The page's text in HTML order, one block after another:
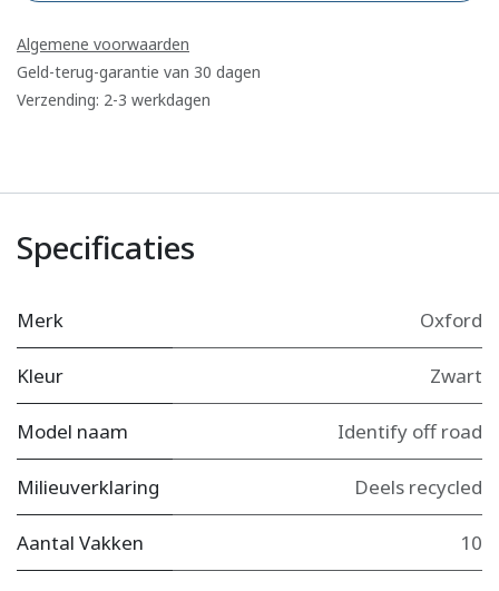
Algemene voorwaarden
Geld-terug-garantie van 30 dagen
Verzending: 2-3 werkdagen
Specificaties
Merk Oxford
Kleur Zwart
Model naam Identify off road
Milieuverklaring Deels recycled
Aantal Vakken 10